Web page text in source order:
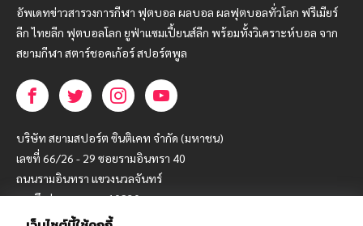
อัพเดทข่าวสารวงการกีฬา ฟุตบอล ผลบอล ผลฟุตบอลทั่วโลก ฟรีเมียร์
ลีก ไทยลีก ฟุตบอลโลก ยูฟ่าแซมเปี้ยนส์ลีก พร้อมทั้งวิเคราะห์บอล จาก
สยามกีฬา สตาร์ชอคเก้อร์ สปอร์ตพูล
บริษัท สยามสปอร์ต ซินติเคท จำกัด (มหาชน)
เลขที่ 66/26 - 29 ซอยรามอินทรา 40
ถนนรามอินทรา แขวงนวลจันทร์
เขตบึงกุ่ม กรุงเทพฯ 10230